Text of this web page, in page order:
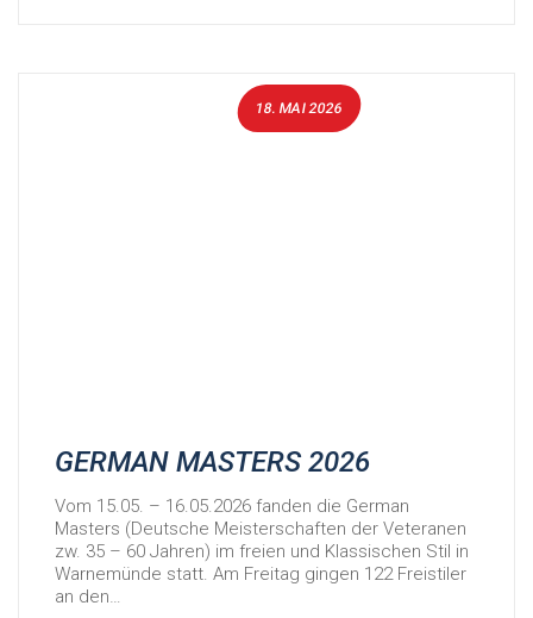
GERMAN MASTERS 2026
Vom 15.05. – 16.05.2026 fanden die German
Masters (Deutsche Meisterschaften der Veteranen
zw. 35 – 60 Jahren) im freien und Klassischen Stil in
Warnemünde statt. Am Freitag gingen 122 Freistiler
an den…
18. MAI 2026